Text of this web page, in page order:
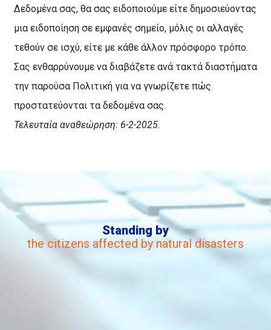
Δεδομένα σας, θα σας ειδοποιούμε είτε δημοσιεύοντας
μια ειδοποίηση σε εμφανές σημείο, μόλις οι αλλαγές
τεθούν σε ισχύ, είτε με κάθε άλλον πρόσφορο τρόπο.
Σας ενθαρρύνουμε να διαβάζετε ανά τακτά διαστήματα
την παρούσα Πολιτική για να γνωρίζετε πώς
προστατεύονται τα δεδομένα σας.
Τελευταία αναθεώρηση: 6-2-2025.
Standing by
the citizens affected by natural disasters